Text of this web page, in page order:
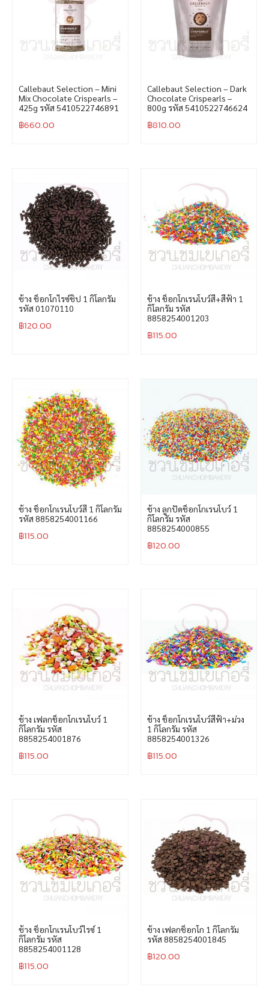
Callebaut Selection – Mini
Mix Chocolate Crispearls –
425g รหัส 5410522746891
฿660.00
Callebaut Selection – Dark
Chocolate Crispearls –
800g รหัส 5410522746624
฿810.00
ช้าง ช็อกโกไรซ์ชิป 1 กิโลกรัม
รหัส 01070110
฿120.00
ช้าง ช็อกโกเรนโบว์สี+สีฟ้า 1
กิโลกรัม รหัส
8858254001203
฿115.00
ช้าง ช็อกโกเรนโบว์สี 1 กิโลกรัม
รหัส 8858254001166
฿115.00
ช้าง ลูกปัดช็อกโกเรนโบว์ 1
กิโลกรัม รหัส
8858254000855
฿120.00
ช้าง เฟลกช็อกโกเรนโบว์ 1
กิโลกรัม รหัส
8858254001876
฿115.00
ช้าง ช็อกโกเรนโบว์สีฟ้า+ม่วง
1 กิโลกรัม รหัส
8858254001326
฿115.00
ช้าง ช็อกโกเรนโบว์ไรซ์ 1
กิโลกรัม รหัส
8858254001128
฿115.00
ช้าง เฟลกช็อกโก 1 กิโลกรัม
รหัส 8858254001845
฿120.00